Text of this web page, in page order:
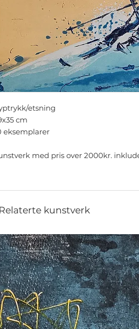
etsning
cm
eksemplarer
med pris over 2000kr.
Relaterte kunstverk